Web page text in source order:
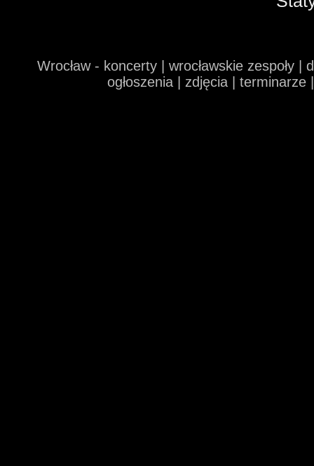
Wrocław - koncerty | wrocławskie zespoły
ogłoszenia | zdjęcia |